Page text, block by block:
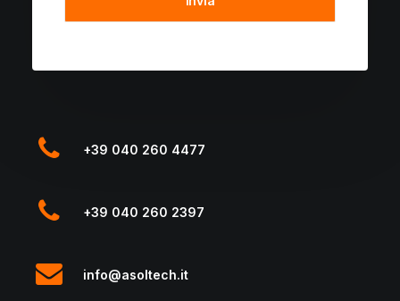
+39 040 260 4477
+39 040 260 2397
info@asoltech.it